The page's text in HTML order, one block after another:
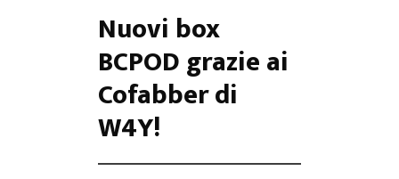
Nuovi box
BCPOD grazie ai
Cofabber di
W4Y!